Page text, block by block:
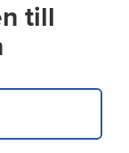
till